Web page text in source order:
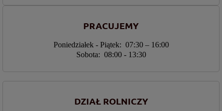
PRACUJEMY
Poniedziałek - Piątek: 07:30 – 16:00
Sobota: 08:00 - 13:30
DZIAŁ ROLNICZY